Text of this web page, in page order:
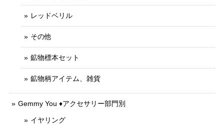
レッドベリル
その他
鉱物標本セット
鉱物柄アイテム、雑貨
Gemmy You ♦︎アクセサリー部門別
イヤリング